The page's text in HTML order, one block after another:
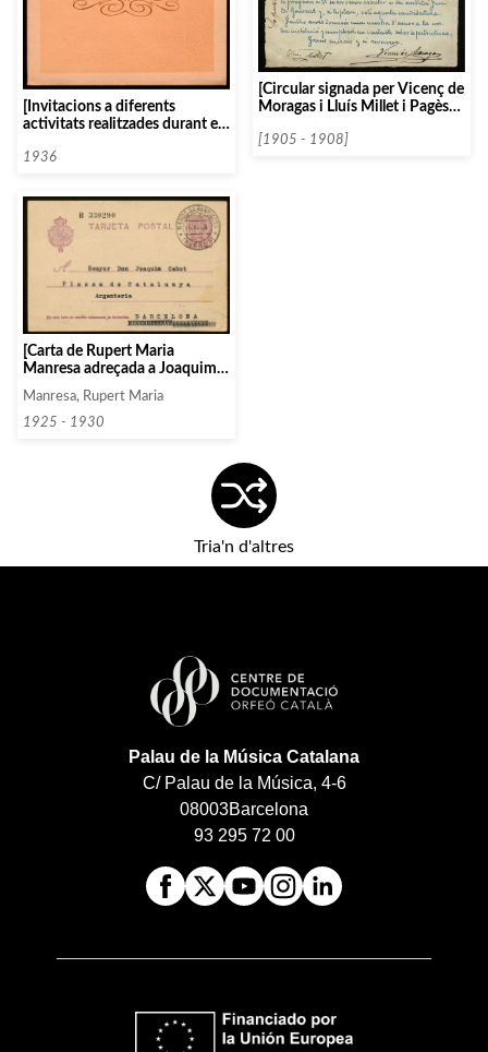
[Invitacions a diferents
activitats realitzades durant el
Internacional de Musicologia»]
1936
[Circular signada per Vicenç de
Moragas i Lluís Millet i Pagès
seva candidatura per
[1905 - 1908]
[Carta de Rupert Maria
Manresa adreçada a Joaquim
Manresa, Rupert Maria
1925 - 1930
Tria'n d'altres
Palau de la Música Catalana
C/ Palau de la Música, 4-6
08003Barcelona
93 295 72 00